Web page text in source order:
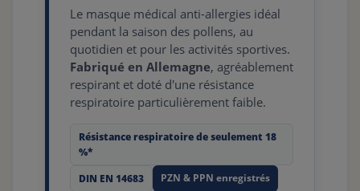
Le masque médical anti-allergies idéal
pendant la saison des pollens, au
quotidien et pour les activités sportives.
Fabriqué en Allemagne, agréablement
respirant et doté d'une résistance
respiratoire particulièrement faible.
Résistance respiratoire de seulement 18
%*
DIN EN 14683 PZN & PPN enregistrés